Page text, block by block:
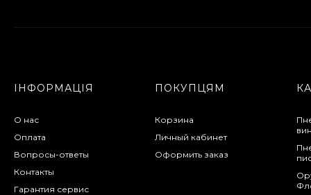
ІНФОРМАЦІЯ
О нас
Оплата
Вопросы-ответы
Контакты
Гарантия сервис
ПОКУПЦЯМ
Корзина
Личный кабинет
Оформить заказ